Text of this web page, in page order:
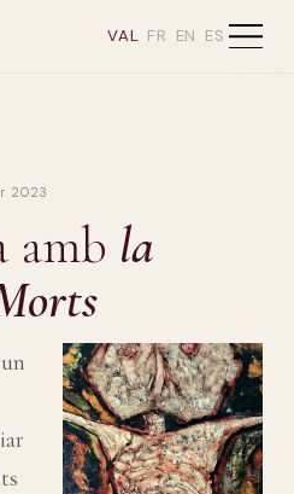
VAL FR EN ES
2023
amb la